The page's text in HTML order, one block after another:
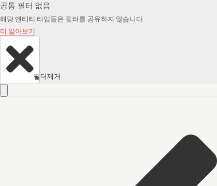
공통 필터 없음
해당 엔티티 타입들은 필터를 공유하지 않습니다
더 알아보기
필터제거